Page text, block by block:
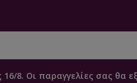
8. Οι παραγγελίες σας θα